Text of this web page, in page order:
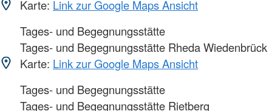
Karte: Link zur Google Maps Ansicht
Tages- und Begegnungsstätte
Tages- und Begegnungsstätte Rheda Wiedenbrück
Karte: Link zur Google Maps Ansicht
Tages- und Begegnungsstätte
Tages- und Begegnungsstätte Rietberg